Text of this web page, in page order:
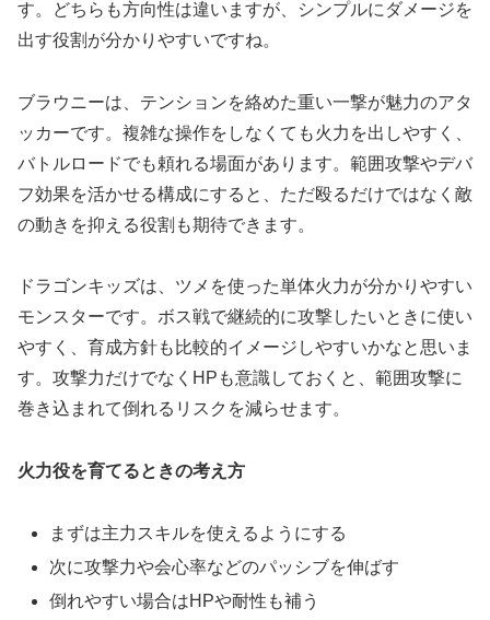
す。どちらも方向性は違いますが、シンプルにダメージを
出す役割が分かりやすいですね。
ブラウニーは、テンションを絡めた重い一撃が魅力のアタ
ッカーです。複雑な操作をしなくても火力を出しやすく、
バトルロードでも頼れる場面があります。範囲攻撃やデバ
フ効果を活かせる構成にすると、ただ殴るだけではなく敵
の動きを抑える役割も期待できます。
ドラゴンキッズは、ツメを使った単体火力が分かりやすい
モンスターです。ボス戦で継続的に攻撃したいときに使い
やすく、育成方針も比較的イメージしやすいかなと思いま
す。攻撃力だけでなくHPも意識しておくと、範囲攻撃に
巻き込まれて倒れるリスクを減らせます。
火力役を育てるときの考え方
まずは主力スキルを使えるようにする
次に攻撃力や会心率などのパッシブを伸ばす
倒れやすい場合はHPや耐性も補う